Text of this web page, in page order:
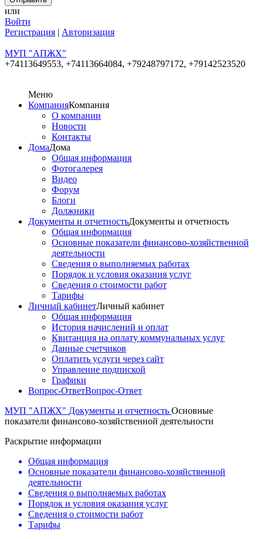
или
Войти
Регистрация | Авторизация
МУП "АПЖХ"
+74113649553, +74113664084, +79248797172, +79142523520
Меню
КомпанияКомпания
О компании
Новости
Контакты
ДомаДома
Общая информация
Фотогалерея
Видео
Форум
Блоги
Должники
Документы и отчетностьДокументы и отчетность
Общая информация
Основные показатели финансово-хозяйственной
деятельности
Сведения о выполняемых работах
Порядок и условия оказания услуг
Сведения о стоимости работ
Тарифы
Личный кабинетЛичный кабинет
Общая информация
История начислений и оплат
Квитанция на оплату коммунальных услуг
Данные счетчиков
Оплатить услуги через сайт
Управление подпиской
Графики
Вопрос-ОтветВопрос-Ответ
МУП "АПЖХ" Документы и отчетность Основные
показатели финансово-хозяйственной деятельности
Раскрытие информации
Общая информация
Основные показатели финансово-хозяйственной
деятельности
Сведения о выполняемых работах
Порядок и условия оказания услуг
Сведения о стоимости работ
Тарифы